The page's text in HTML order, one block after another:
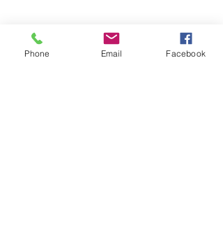
Phone Email Facebook